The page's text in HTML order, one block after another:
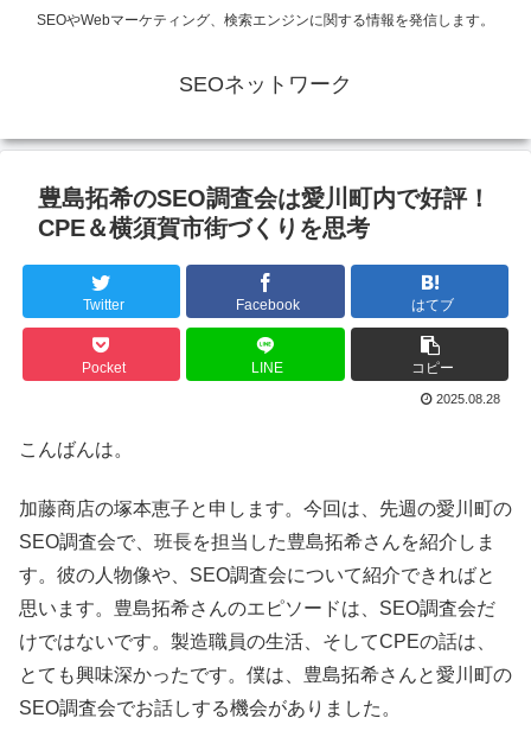
SEOやWebマーケティング、検索エンジンに関する情報を発信します。
SEOネットワーク
豊島拓希のSEO調査会は愛川町内で好評！
CPE＆横須賀市街づくりを思考
Twitter Facebook はてブ
Pocket LINE コピー
2025.08.28
こんばんは。
加藤商店の塚本恵子と申します。今回は、先週の愛川町の
SEO調査会で、班長を担当した豊島拓希さんを紹介しま
す。彼の人物像や、SEO調査会について紹介できればと
思います。豊島拓希さんのエピソードは、SEO調査会だ
けではないです。製造職員の生活、そしてCPEの話は、
とても興味深かったです。僕は、豊島拓希さんと愛川町の
SEO調査会でお話しする機会がありました。